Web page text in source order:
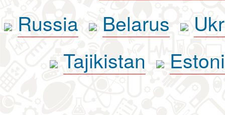
Russia
Belarus
Tajikistan